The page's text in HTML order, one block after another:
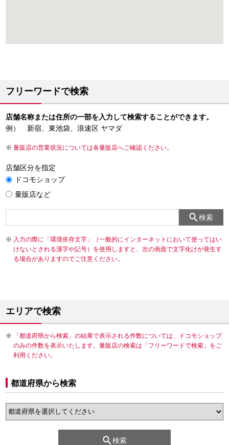
フリーワードで検索
店舗名称または住所の一部を入力して検索することができます。
例） 新宿、東池袋、浪速区 ヤマダ
量販店の営業状況については各量販店へご確認ください。
店舗区分を指定
ドコモショップ
量販店など
検索
入力の際に「環境依存文字」（一般的にインターネットにおいて使ってはい
けないとされる漢字や記号）を使用しますと、次の画面で文字化けが発生す
る場合がありますのでご注意ください。
エリアで検索
「都道府県から検索」の結果で表示される件数については、ドコモショップ
のみの件数を表示いたします。量販店の検索は「フリーワードで検索」をご
利用ください。
都道府県から検索
検索